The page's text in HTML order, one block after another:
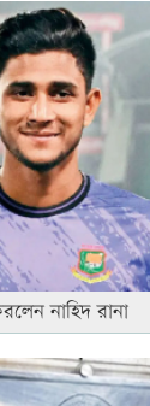
নাহিদ রানা